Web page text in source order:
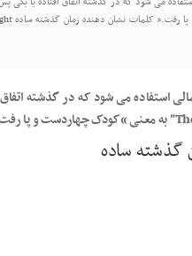
استفاده می شود که در گذشته
گذشته ساده